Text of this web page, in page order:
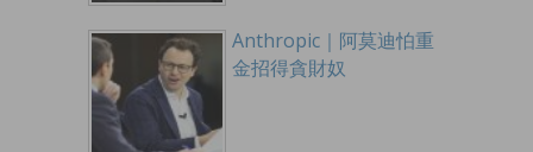
Anthropic｜阿莫迪怕重
金招得貪財奴